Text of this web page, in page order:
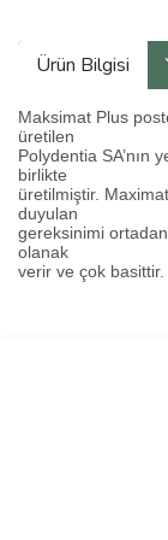
Ürün Bilgisi
Maksimat Plus
üretilen
Polydentia SA’nın
birlikte
üretilmiştir.
duyulan
gereksinimi ortadan
olanak
verir ve çok basittir.
Ürün resmi
Ürün
Ürün